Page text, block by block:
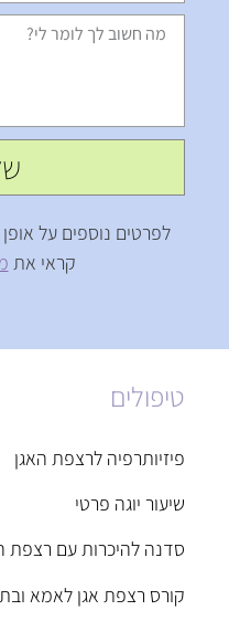
לפרטים נוספים על
קראי את
טיפולים
פיזיותרפיה לרצפת האגן
שיעור יוגה פרטי
סדנה להיכרות עם רצפת
קורס רצפת אגן לאמא ובת